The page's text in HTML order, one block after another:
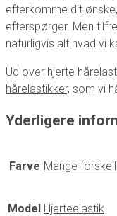
efterkomme dit
efterspørger. Men
naturligvis alt hvad vi
Ud over hjerte
hårelastikker, som vi
Yderligere
Farve Mange
Model Hjerteelastik